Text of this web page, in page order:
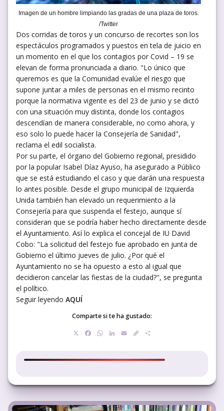
Imagen de un hombre limpiando las gradas de una plaza de toros.
/Twitter
Dos corridas de toros y un concurso de recortes son los
espectáculos programados y puestos en tela de juicio en
un momento en el que los contagios por Covid – 19 se
elevan de forma pronunciada a diario. "Lo único que
queremos es que la Comunidad evalúe el riesgo que
supone juntar a miles de personas en el mismo recinto
porque la normativa vigente es del 23 de junio y se dictó
con una situación muy distinta, donde los contagios
descendían de manera considerable, no como ahora, y
eso solo lo puede hacer la Consejería de Sanidad",
reclama el edil socialista.
Por su parte, el órgano del Gobierno regional, presidido
por la popular Isabel Díaz Ayuso, ha asegurado a Público
que se está estudiando el caso y que darán una respuesta
lo antes posible. Desde el grupo municipal de Izquierda
Unida también han elevado un requerimiento a la
Consejería para que suspenda el festejo, aunque sí
consideran que se podría haber hecho directamente desde
el Ayuntamiento. Así lo explica el concejal de IU David
Cobo: "La solicitud del festejo fue aprobado en junta de
Gobierno el último jueves de julio. ¿Por qué el
Ayuntamiento no se ha opuesto a esto al igual que
decidieron cancelar las fiestas de la ciudad?", se pregunta
el político.
Seguir leyendo AQUÍ
Comparte si te ha gustado:
Facebook
WhatsApp
LinkedIn
EmailCopy